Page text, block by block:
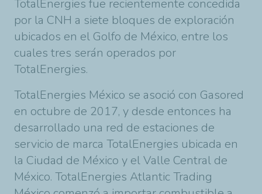
TotalEnergies fue recientemente concedida
por la CNH a siete bloques de exploración
ubicados en el Golfo de México, entre los
cuales tres serán operados por
TotalEnergies.
TotalEnergies México se asoció con Gasored
en octubre de 2017, y desde entonces ha
desarrollado una red de estaciones de
servicio de marca TotalEnergies ubicada en
la Ciudad de México y el Valle Central de
México. TotalEnergies Atlantic Trading